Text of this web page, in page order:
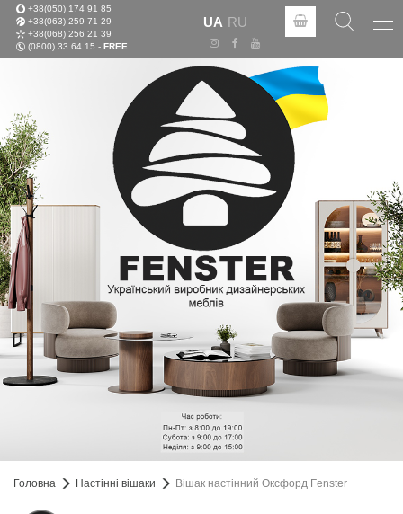
+38(050) 174 91 85
+38(063) 259 71 29
+38(068) 256 21 39
(0800) 33 64 15 - FREE
UA RU
Головна Настінні вішаки Вішак настінний Оксфорд Fenster